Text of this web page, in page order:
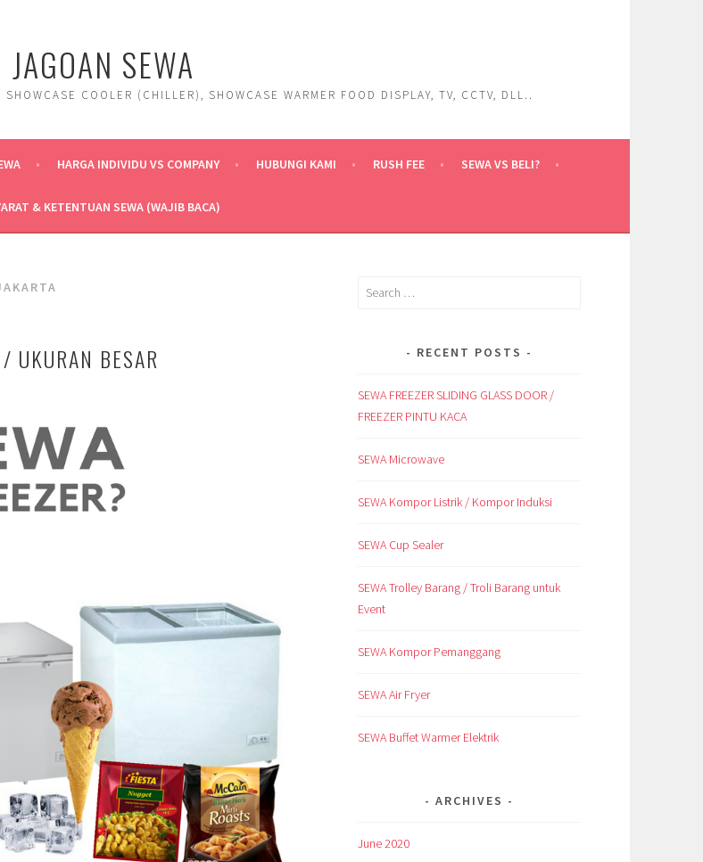
JAGOAN SEWA
COOLER (CHILLER), SHOWCASE WARMER FOOD DISPLAY, TV, CCTV, DLL..
HARGA INDIVIDU VS COMPANY HUBUNGI KAMI RUSH FEE SEWA VS BELI?
& KETENTUAN SEWA (WAJIB BACA)
UKURAN BESAR
Search
RECENT POSTS
SEWA FREEZER SLIDING GLASS DOOR /
FREEZER PINTU KACA
SEWA Microwave
SEWA Kompor Listrik / Kompor Induksi
SEWA Cup Sealer
SEWA Trolley Barang / Troli Barang untuk
Event
SEWA Kompor Pemanggang
SEWA Air Fryer
SEWA Buffet Warmer Elektrik
ARCHIVES
June 2020